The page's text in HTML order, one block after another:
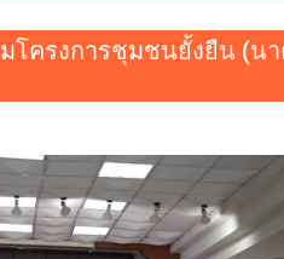
โครงการชุมชนยั้งยืน (น